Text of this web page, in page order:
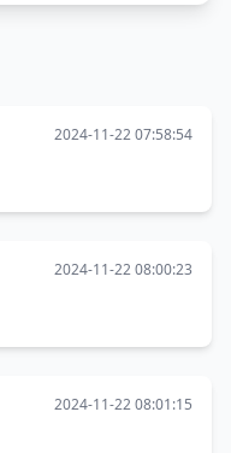
2024-11-22 07:58:54
2024-11-22 08:00:23
2024-11-22 08:01:15